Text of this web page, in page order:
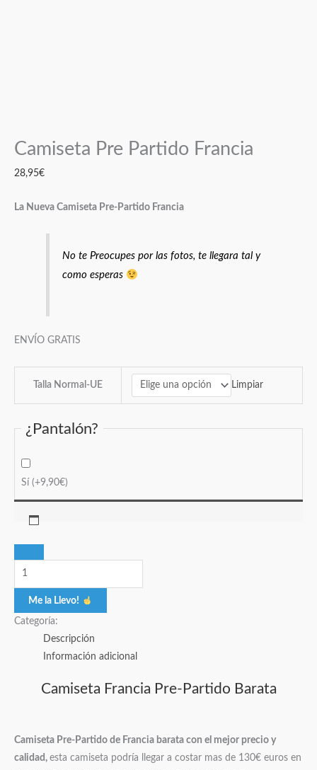
Camiseta Pre Partido Francia
28,95€
La Nueva Camiseta Pre-Partido Francia
No te Preocupes por las fotos, te llegara tal y
como esperas
ENVÍO GRATIS
Talla Normal-UE Limpiar
¿Pantalón?
Sí (+9,90€)
Me la Llevo!
Categoría:
Descripción
Información adicional
Camiseta Francia Pre-Partido Barata
Camiseta Pre-Partido de Francia barata con el mejor precio y
calidad, esta camiseta podría llegar a costar mas de 130€ euros en